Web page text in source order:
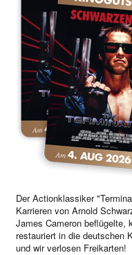
Der Actionklassiker
Karrieren von Arnold
James Cameron beflügelte,
restauriert in die deutschen
und wir verlosen Freikarten!